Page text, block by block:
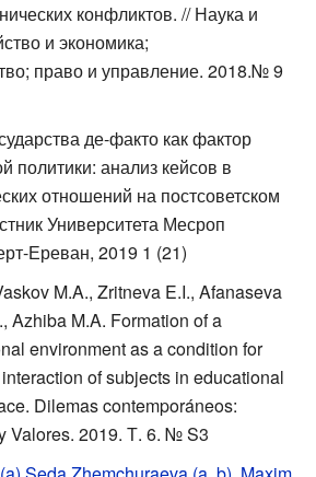
конфликтов. // Наука и
и экономика;
право и управление. 2018.№ 9
де-факто как фактор
политики: анализ кейсов в
отношений на постсоветском
Университета Месроп
Ереван, 2019 1 (21)
M.A., Zritneva E.I., Afanaseva
Azhiba M.A. Formation of a
environment as a condition for
of subjects in educational
Dilemas contemporáneos:
Valores. 2019. Т. 6. № S3